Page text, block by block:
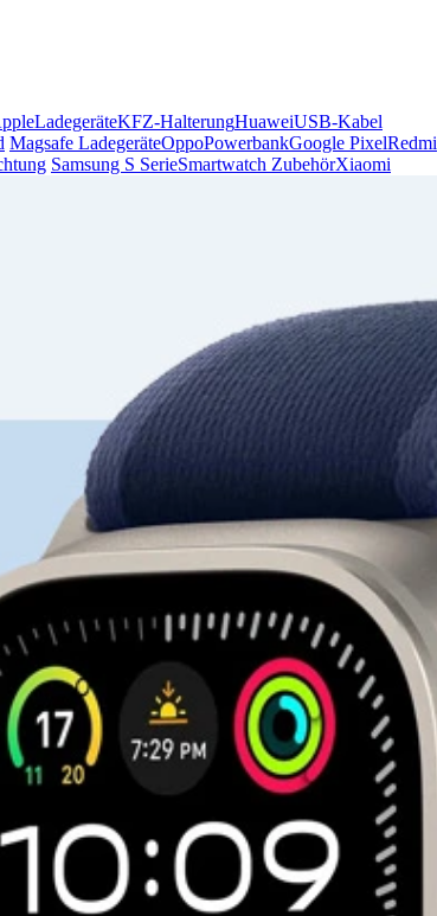
LadegeräteKFZ-HalterungHuaweiUSB-Kabel
Magsafe LadegeräteOppoPowerbankGoogle PixelRedmi
Samsung S SerieSmartwatch ZubehörXiaomi